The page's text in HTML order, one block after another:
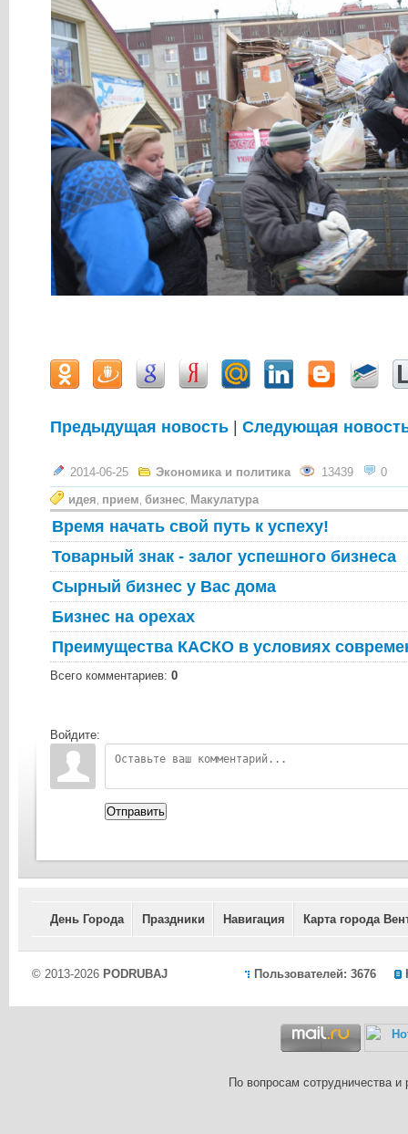
Предыдущая новость | Следующая
2014-06-25 Экономика и политика 13439
0
идея прием бизнес Макулатура
Время начать свой путь к успеху!
Товарный знак - залог успешного бизнеса
Сырный бизнес у Вас дома
Бизнес на орехах
Преимущества КАСКО в условиях
Всего комментариев: 0
Войдите:
Отправить
День Города Праздники Навигация Карта города
Пользователей: 3676
© 2013-2026 PODRUBAJ
По вопросам сотрудничества